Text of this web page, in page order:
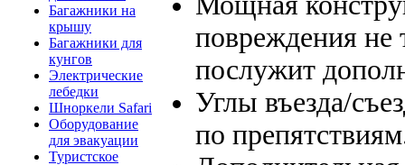
Багажники на
крышу
Багажники для
кунгов
Электрические
лебедки
Шноркели Safari
Оборудование
для эвакуации
Туристское
повреждения не
послужит
Углы въезда/
по